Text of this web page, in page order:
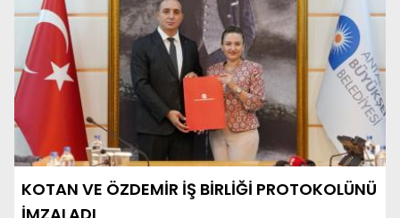
KOTAN VE ÖZDEMİR İŞ BİRLİĞİ PROTOKOLÜNÜ